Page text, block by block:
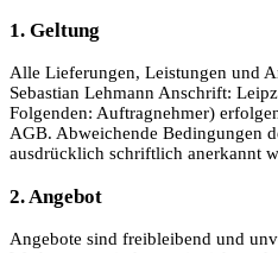
1. Geltung
Alle Lieferungen, Leistungen und
Sebastian Lehmann Anschrift:
Folgenden: Auftragnehmer)
AGB. Abweichende Bedingungen
ausdrücklich schriftlich anerkannt
2. Angebot
Angebote sind freibleibend und